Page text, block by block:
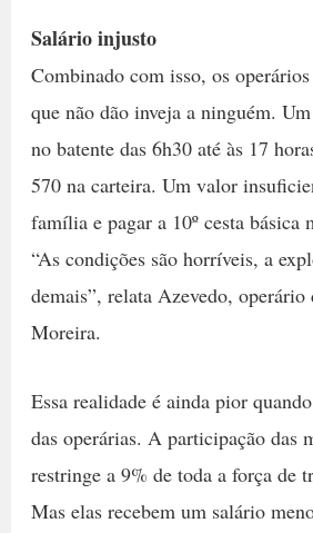
Salário injusto
Combinado com isso, os
que não dão inveja a ninguém.
no batente das 6h30 até às 17
570 na carteira. Um valor
família e pagar a 10º cesta básica
“As condições são horríveis, a
demais”, relata Azevedo, operário
Moreira.
Essa realidade é ainda pior
das operárias. A participação das
restringe a 9% de toda a força de
Mas elas recebem um salário